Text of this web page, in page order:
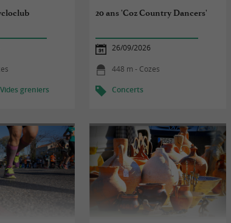
greniers
20 ans 'Coz Country Dancers'
26/09/2026
448 m - Cozes
Concerts